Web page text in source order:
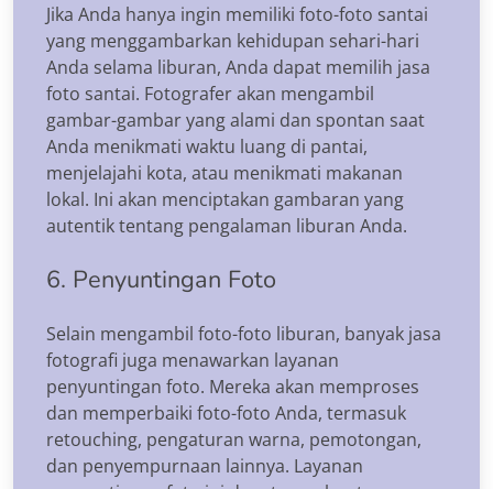
Jika Anda hanya ingin memiliki foto-foto santai
yang menggambarkan kehidupan sehari-hari
Anda selama liburan, Anda dapat memilih jasa
foto santai. Fotografer akan mengambil
gambar-gambar yang alami dan spontan saat
Anda menikmati waktu luang di pantai,
menjelajahi kota, atau menikmati makanan
lokal. Ini akan menciptakan gambaran yang
autentik tentang pengalaman liburan Anda.
6. Penyuntingan Foto
Selain mengambil foto-foto liburan, banyak jasa
fotografi juga menawarkan layanan
penyuntingan foto. Mereka akan memproses
dan memperbaiki foto-foto Anda, termasuk
retouching, pengaturan warna, pemotongan,
dan penyempurnaan lainnya. Layanan